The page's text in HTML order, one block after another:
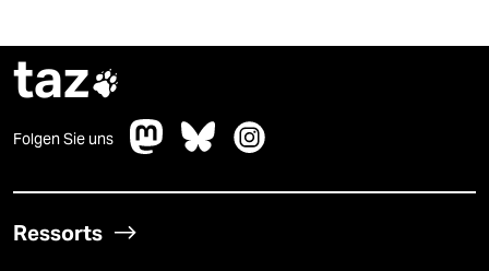
taz
Folgen Sie uns
Ressorts